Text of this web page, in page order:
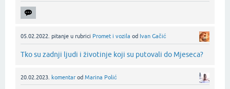
05.02.2022. pitanje u rubrici Promet i vozila od Ivan Gačić
Tko su zadnji ljudi i životinje koji su putovali do Mjeseca?
20.02.2023. komentar od Marina Polić